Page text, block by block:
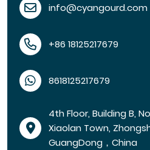
info@cyangourd.com
+86 18125217679
8618125217679
4th Floor, Building B,
Xiaolan Town,
GuangDong，China